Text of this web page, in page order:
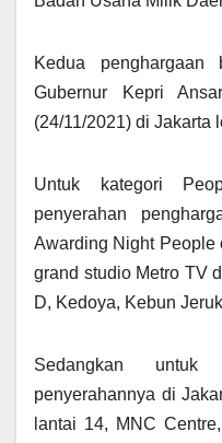
Kedua
Gubernur Kepri
(24/11/2021) di Jakarta
Untuk kategori
penyerahan
Awarding Night People
grand studio Metro TV
D, Kedoya, Kebun
Sedangkan
penyerahannya di
lantai 14, MNC